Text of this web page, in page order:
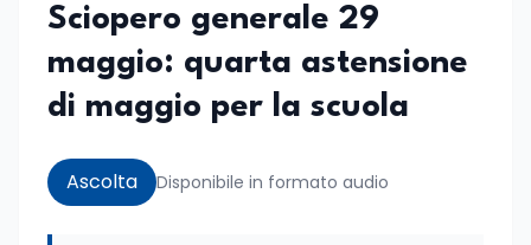
Sciopero generale 29
maggio: quarta astensione
di maggio per la scuola
Ascolta Disponibile in formato audio